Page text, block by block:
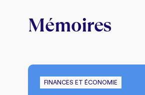
Mémoires
FINANCES ET ÉCONOMIE